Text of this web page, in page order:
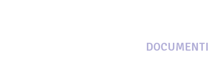
DOCUMENTI